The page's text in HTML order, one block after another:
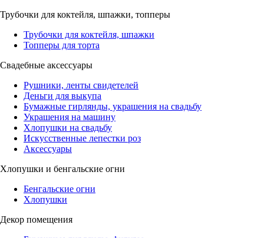
Трубочки для коктейля, шпажки, топперы
Трубочки для коктейля, шпажки
Топперы для торта
Свадебные аксессуары
Рушники, ленты свидетелей
Деньги для выкупа
Бумажные гирлянды, украшения на свадьбу
Украшения на машину
Хлопушки на свадьбу
Искусственные лепестки роз
Аксессуары
Хлопушки и бенгальские огни
Бенгальские огни
Хлопушки
Декор помещения